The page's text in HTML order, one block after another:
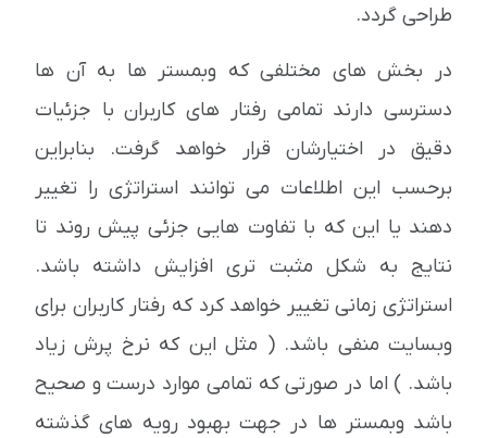
طراحی گردد.
در بخش های مختلفی که وبمستر ها به آن ها
دسترسی دارند تمامی رفتار های کاربران با جزئیات
دقیق در اختیارشان قرار خواهد گرفت. بنابراین
برحسب این اطلاعات می توانند استراتژی را تغییر
دهند یا این که با تفاوت هایی جزئی پیش روند تا
نتایج به شکل مثبت تری افزایش داشته باشد.
استراتژی زمانی تغییر خواهد کرد که رفتار کاربران برای
وبسایت منفی باشد. ( مثل این که نرخ پرش زیاد
باشد. ) اما در صورتی که تمامی موارد درست و صحیح
باشد وبمستر ها در جهت بهبود رویه های گذشته